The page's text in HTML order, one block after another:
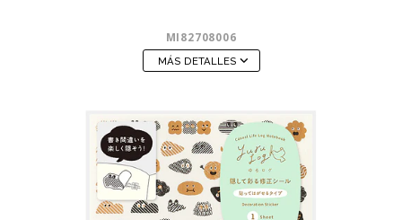
MI82708006
MÁS DETALLES